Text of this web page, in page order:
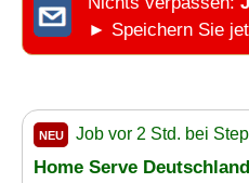
► Speichern Sie
NEU Job vor 2 Std. bei
Home Serve